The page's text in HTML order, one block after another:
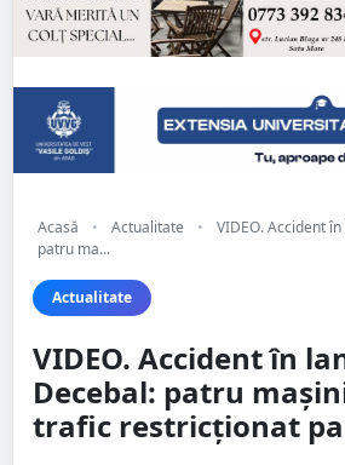
Acasă • Actualitate •
VIDEO. Accident
patru ma...
Actualitate
VIDEO. Accident în
Decebal: patru
trafic restricționat